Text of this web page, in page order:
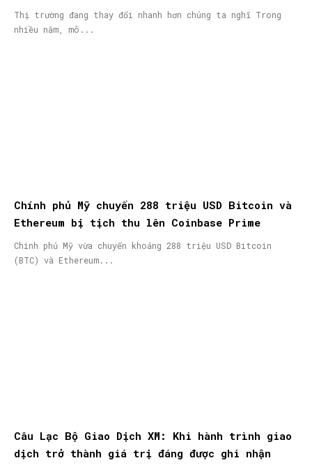
Thị trường đang thay đổi nhanh hơn chúng ta nghĩ Trong
nhiều năm, mô...
Chính phủ Mỹ chuyển 288 triệu USD Bitcoin và
Ethereum bị tịch thu lên Coinbase Prime
Chính phủ Mỹ vừa chuyển khoảng 288 triệu USD Bitcoin
(BTC) và Ethereum...
Câu Lạc Bộ Giao Dịch XM: Khi hành trình giao
dịch trở thành giá trị đáng được ghi nhận